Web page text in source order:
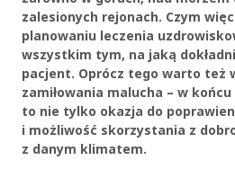
zalesionych rejonach. Czym
planowaniu leczenia
wszystkim tym, na jaką
pacjent. Oprócz tego warto też
zamiłowania malucha – w
to nie tylko okazja do
i możliwość skorzystania z
z danym klimatem.